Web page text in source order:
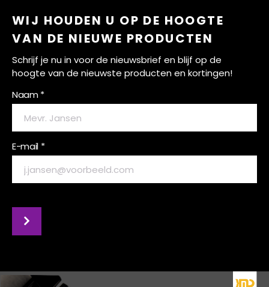
WIJ HOUDEN U OP DE HOOGTE
VAN DE NIEUWE PRODUCTEN
Schrijf je nu in voor de nieuwsbrief en blijf op de
hoogte van de nieuwste producten en kortingen!
Naam *
E-mail *